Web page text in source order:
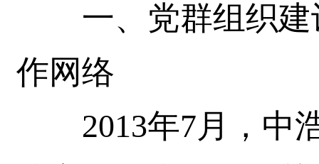
一、党群组织建
作网络
2013年7月，中